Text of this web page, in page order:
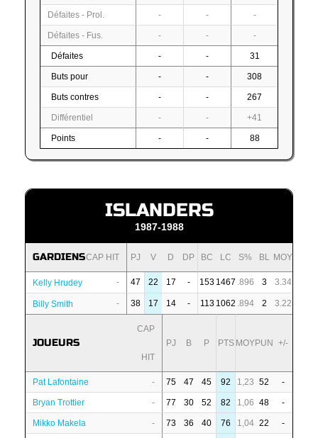
Défaites - Prol. - - -
Défaites - Fus. - - -
Défaites - - 31
Buts pour - - 308
Buts contres - - 267
Différentiel - - +41
Points - - 88
ISLANDERS
1987-1988
GARDIENSCAP HIT PJ V D DP BC LC S% BL MOY
Kelly Hrudey - 47 22 17 - 153 1467 .896 3 3.34
Billy Smith - 38 17 14 - 113 1062 .894 2 3.22
JOUEURS
CAP
HIT
PJ B P PTS MOYPUN +/-
Pat Lafontaine - 75 47 45 92 1,23 52 -
Bryan Trottier - 77 30 52 82 1,06 48 -
Mikko Makela - 73 36 40 76 1,04 22 -